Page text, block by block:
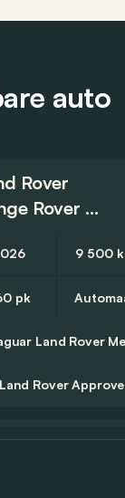
auto
Rover
Range Rover Sport
9 500
pk
Land Rover